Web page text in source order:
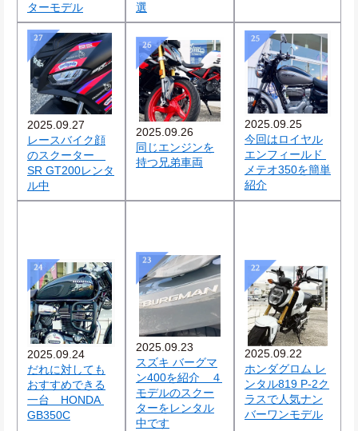
ターモデル
選
2025.09.27
レースバイク顔
のスクーター
SR GT200レンタ
ル中
2025.09.26
同じエンジンを
持つ兄弟車両
2025.09.25
今回はロイヤル
エンフィールド
メテオ350を簡単
紹介
2025.09.24
だれに対しても
おすすめできる
一台　HONDA
GB350C
2025.09.23
スズキ バーグマ
ン400を紹介　４
モデルのスクー
ターをレンタル
中です
2025.09.22
ホンダグロム レ
ンタル819 P-2ク
ラスで人気ナン
バーワンモデル